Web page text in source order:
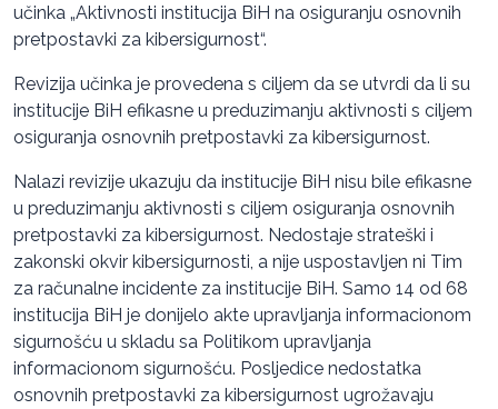
učinka „Aktivnosti institucija BiH na osiguranju osnovnih
pretpostavki za kibersigurnost“.
Revizija učinka je provedena s ciljem da se utvrdi da li su
institucije BiH efikasne u preduzimanju aktivnosti s ciljem
osiguranja osnovnih pretpostavki za kibersigurnost.
Nalazi revizije ukazuju da institucije BiH nisu bile efikasne
u preduzimanju aktivnosti s ciljem osiguranja osnovnih
pretpostavki za kibersigurnost. Nedostaje strateški i
zakonski okvir kibersigurnosti, a nije uspostavljen ni Tim
za računalne incidente za institucije BiH. Samo 14 od 68
institucija BiH je donijelo akte upravljanja informacionom
sigurnošću u skladu sa Politikom upravljanja
informacionom sigurnošću. Posljedice nedostatka
osnovnih pretpostavki za kibersigurnost ugrožavaju